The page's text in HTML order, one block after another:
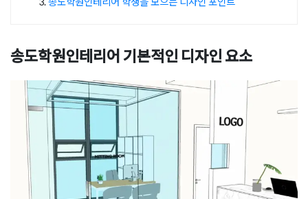
송도학원인테리어 기본적인 디자인 요소